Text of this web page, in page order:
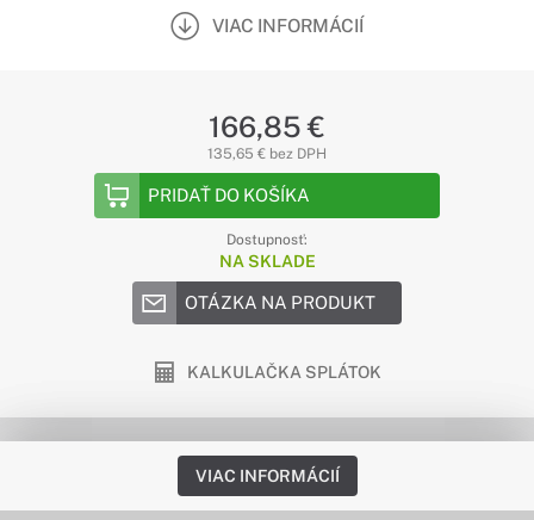
VIAC INFORMÁCIÍ
166,85 €
135,65 € bez DPH
PRIDAŤ DO KOŠÍKA
Dostupnosť:
NA SKLADE
OTÁZKA NA PRODUKT
KALKULAČKA SPLÁTOK
VIAC INFORMÁCIÍ